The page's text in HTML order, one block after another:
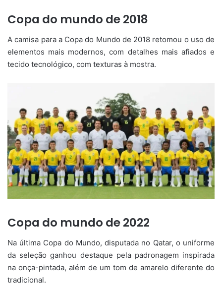
Copa do mundo de 2018
A camisa para a Copa do Mundo de 2018 retomou o uso de
elementos mais modernos, com detalhes mais afiados e
tecido tecnológico, com texturas à mostra.
Copa do mundo de 2022
Na última Copa do Mundo, disputada no Qatar, o uniforme
da seleção ganhou destaque pela padronagem inspirada
na onça-pintada, além de um tom de amarelo diferente do
tradicional.